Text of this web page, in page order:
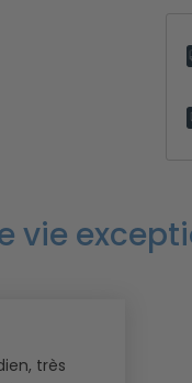
vie
très